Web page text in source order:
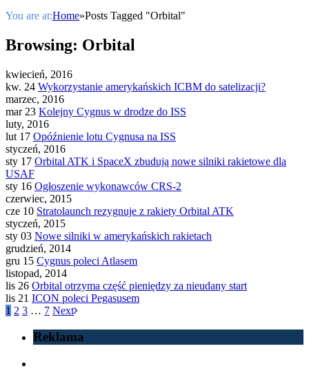
You are at:Home»Posts Tagged "Orbital"
Browsing: Orbital
kwiecień, 2016
kw. 24 Wykorzystanie amerykańskich ICBM do satelizacji?
marzec, 2016
mar 23 Kolejny Cygnus w drodze do ISS
luty, 2016
lut 17 Opóźnienie lotu Cygnusa na ISS
styczeń, 2016
sty 17 Orbital ATK i SpaceX zbudują nowe silniki rakietowe dla
USAF
sty 16 Ogłoszenie wykonawców CRS-2
czerwiec, 2015
cze 10 Stratolaunch rezygnuje z rakiety Orbital ATK
styczeń, 2015
sty 03 Nowe silniki w amerykańskich rakietach
grudzień, 2014
gru 15 Cygnus poleci Atlasem
listopad, 2014
lis 26 Orbital otrzyma część pieniędzy za nieudany start
lis 21 ICON poleci Pegasusem
1 2 3 … 7 Next
Reklama